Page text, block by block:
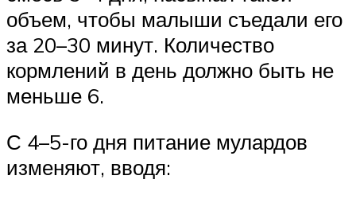
объем, чтобы малыши съедали его
за 20–30 минут. Количество
кормлений в день должно быть не
меньше 6.
С 4–5-го дня питание мулардов
изменяют, вводя: